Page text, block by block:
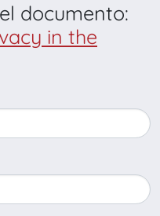
documento:
in the